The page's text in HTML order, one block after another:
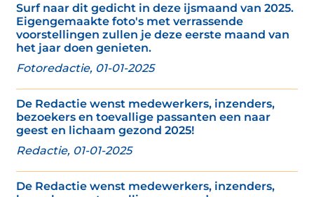
Surf naar dit gedicht in deze ijsmaand van 2025.
Eigengemaakte foto's met verrassende
voorstellingen zullen je deze eerste maand van
het jaar doen genieten.
Fotoredactie, 01-01-2025
De Redactie wenst medewerkers, inzenders,
bezoekers en toevallige passanten een naar
geest en lichaam gezond 2025!
Redactie, 01-01-2025
De Redactie wenst medewerkers, inzenders,